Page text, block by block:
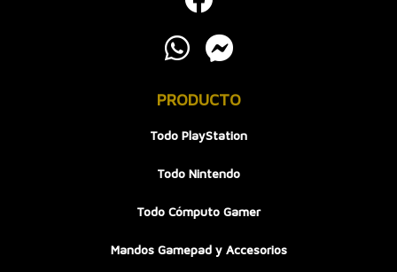
PRODUCTO
Todo PlayStation
Todo Nintendo
Todo Cómputo Gamer
Mandos Gamepad y Accesorios